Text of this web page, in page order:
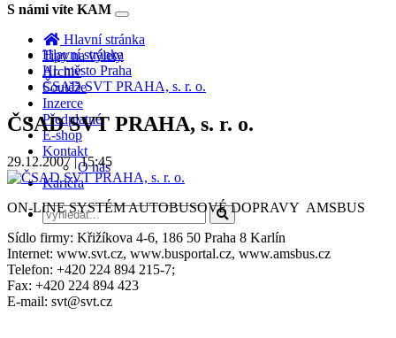
S námi víte KAM
Toggle
navigation
Hlavní stránka
Tipy na výlety
Archiv
Soutěže
Inzerce
Předplatné
E-shop
Kontakt
O nás
Kariéra
Hlavní stránka
Hl. město Praha
ČSAD SVT PRAHA, s. r. o.
ČSAD SVT PRAHA, s. r. o.
29.12.2007 | 15:45
ON-LINE SYSTÉM AUTOBUSOVÉ DOPRAVY AMSBUS
Sídlo firmy: Křižíkova 4-6, 186 50 Praha 8 Karlín
Internet: www.svt.cz, www.busportal.cz, www.amsbus.cz
Telefon: +420 224 894 215-7;
Fax: +420 224 894 423
E-mail: svt@svt.cz